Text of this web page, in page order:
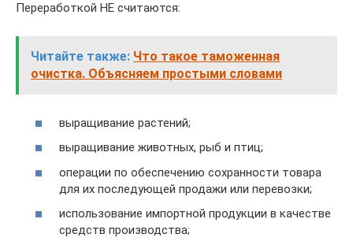
Переработкой НЕ считаются:
Читайте также: Что такое таможенная
очистка. Объясняем простыми словами
выращивание растений;
выращивание животных, рыб и птиц;
операции по обеспечению сохранности товара
для их последующей продажи или перевозки;
использование импортной продукции в качестве
средств производства;